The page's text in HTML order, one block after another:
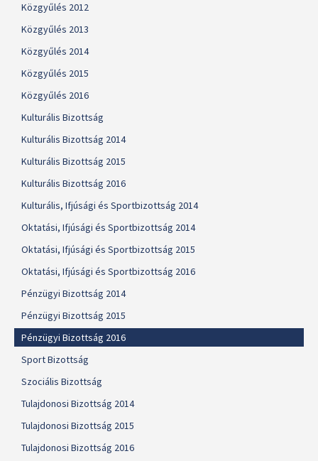
Közgyűlés 2012
Közgyűlés 2013
Közgyűlés 2014
Közgyűlés 2015
Közgyűlés 2016
Kulturális Bizottság
Kulturális Bizottság 2014
Kulturális Bizottság 2015
Kulturális Bizottság 2016
Kulturális, Ifjúsági és Sportbizottság 2014
Oktatási, Ifjúsági és Sportbizottság 2014
Oktatási, Ifjúsági és Sportbizottság 2015
Oktatási, Ifjúsági és Sportbizottság 2016
Pénzügyi Bizottság 2014
Pénzügyi Bizottság 2015
Pénzügyi Bizottság 2016
Sport Bizottság
Szociális Bizottság
Tulajdonosi Bizottság 2014
Tulajdonosi Bizottság 2015
Tulajdonosi Bizottság 2016